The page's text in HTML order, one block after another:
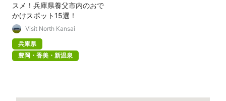
スメ！兵庫県養父市内のおで
かけスポット15選！
Visit North Kansai
兵庫県
豊岡・香美・新温泉